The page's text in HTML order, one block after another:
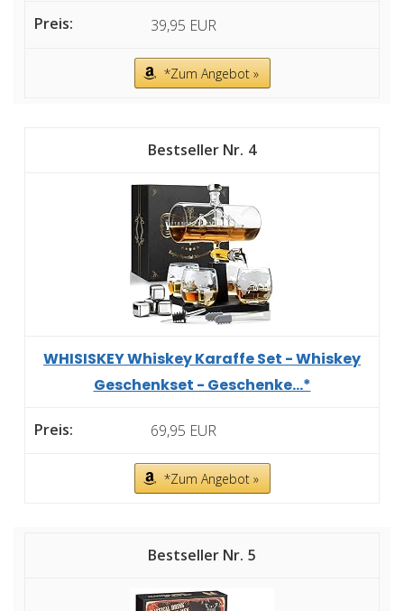
39,95 EUR
*Zum Angebot »
4
WHISISKEY Whiskey Karaffe Set - Whiskey
Geschenkset - Geschenke...*
69,95 EUR
*Zum Angebot »
5